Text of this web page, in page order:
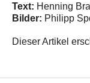
Text: Henning
Bilder: Philipp
Dieser Artikel